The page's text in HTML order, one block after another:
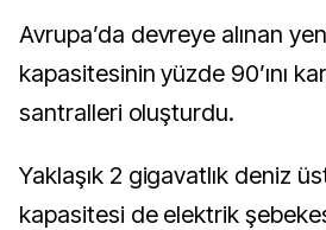
Avrupa’da devreye alınan
kapasitesinin yüzde 90’ını
santralleri oluşturdu.
Yaklaşık 2 gigavatlık deniz
kapasitesi de elektrik